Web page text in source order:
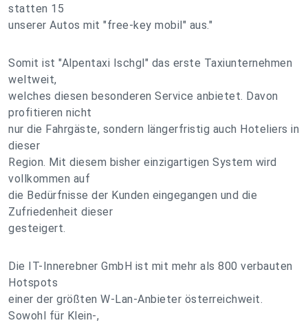
statten 15
unserer Autos mit "free-key mobil" aus."
Somit ist "Alpentaxi Ischgl" das erste Taxiunternehmen
weltweit,
welches diesen besonderen Service anbietet. Davon
profitieren nicht
nur die Fahrgäste, sondern längerfristig auch Hoteliers in
dieser
Region. Mit diesem bisher einzigartigen System wird
vollkommen auf
die Bedürfnisse der Kunden eingegangen und die
Zufriedenheit dieser
gesteigert.
Die IT-Innerebner GmbH ist mit mehr als 800 verbauten
Hotspots
einer der größten W-Lan-Anbieter österreichweit.
Sowohl für Klein-,